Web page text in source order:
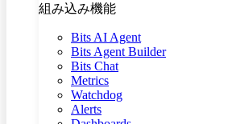
組み込み機能
Bits AI Agent
Bits Agent Builder
Bits Chat
Metrics
Watchdog
Alerts